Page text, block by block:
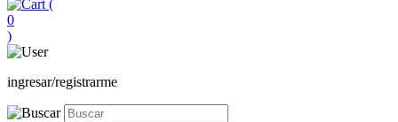
(
0
)
ingresar/registrarme